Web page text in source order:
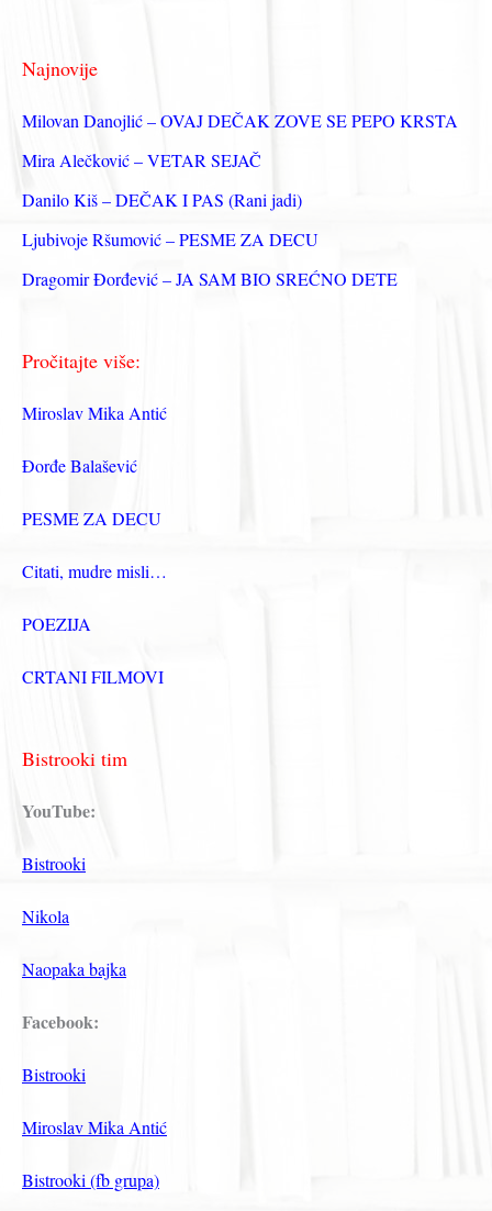
а
з
а
Najnovije
Milovan Danojlić – OVAJ DEČAK ZOVE SE PEPO KRSTA
Mira Alečković – VETAR SEJAČ
Danilo Kiš – DEČAK I PAS (Rani jadi)
Ljubivoje Ršumović – PESME ZA DECU
Dragomir Đorđević – JA SAM BIO SREĆNO DETE
Pročitajte više:
Miroslav Mika Antić
Đorđe Balašević
PESME ZA DECU
Citati, mudre misli…
POEZIJA
CRTANI FILMOVI
Bistrooki tim
YouTube:
Bistrooki
Nikola
Naopaka bajka
Facebook:
Bistrooki
Miroslav Mika Antić
Bistrooki (fb grupa)